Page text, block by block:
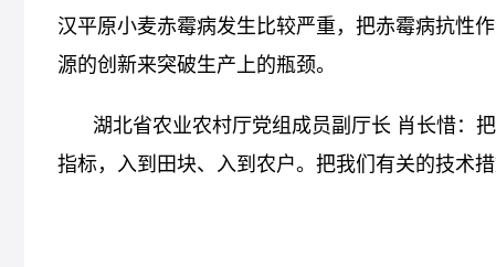
汉平原小麦赤霉病发生比较严重，把赤霉病抗性
源的创新来突破生产上的瓶颈。
湖北省农业农村厅党组成员副厅长 肖长惜：
指标，入到田块、入到农户。把我们有关的技术